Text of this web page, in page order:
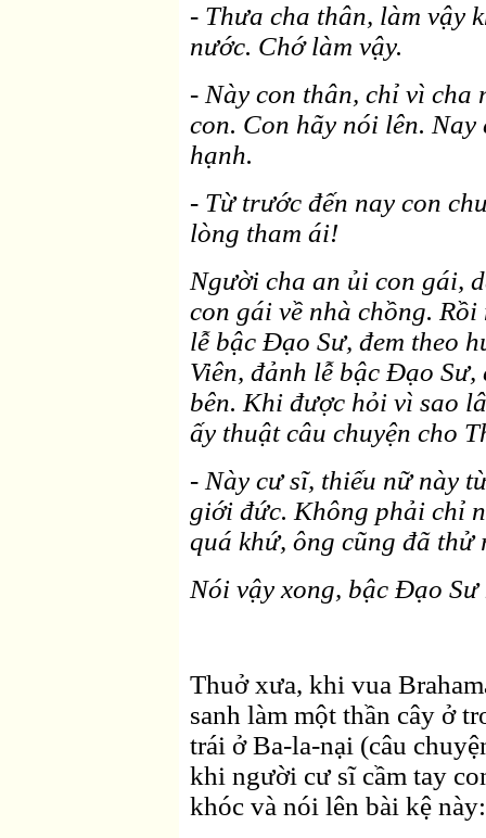
- Thưa cha thân, làm vậy
nước. Chớ làm vậy.
- Này con thân, chỉ vì cha
con. Con hãy nói lên.
hạnh.
- Từ trước đến nay con
lòng tham ái!
Người cha an ủi con gái,
con gái về nhà chồng.
lễ bậc Ðạo Sư, đem theo
Viên, đảnh lễ bậc Ðạo
bên. Khi được hỏi vì sao
ấy thuật câu chuyện cho
- Này cư sĩ, thiếu nữ này
giới đức. Không phải chỉ
quá khứ, ông cũng đã thử
Nói vậy xong, bậc Ðạo Sư
Thuở xưa, khi vua
sanh làm một thần cây ở
trái ở Ba-la-nại (câu
khi người cư sĩ cầm tay
khóc và nói lên bài kệ này: